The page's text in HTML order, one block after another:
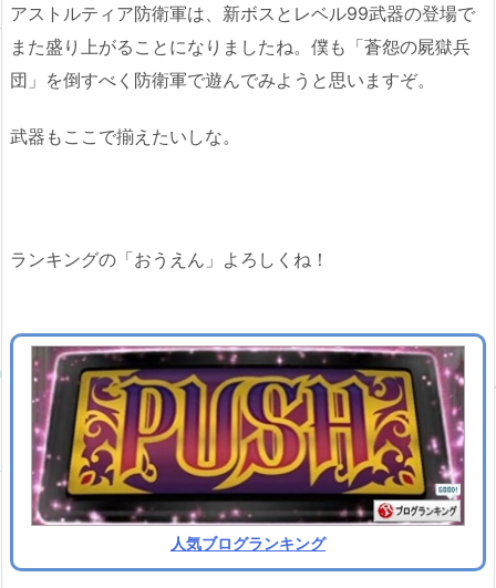
アストルティア防衛軍は、新ボスとレベル99武器の登場で
また盛り上がることになりましたね。僕も「蒼怨の屍獄兵
団」を倒すべく防衛軍で遊んでみようと思いますぞ。
武器もここで揃えたいしな。
ランキングの「おうえん」よろしくね！
人気ブログランキング